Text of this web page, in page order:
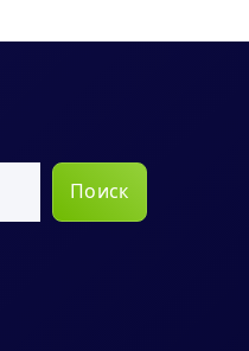
Поиск